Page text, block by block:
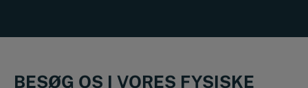
BESØG OS I VORES FYSISKE